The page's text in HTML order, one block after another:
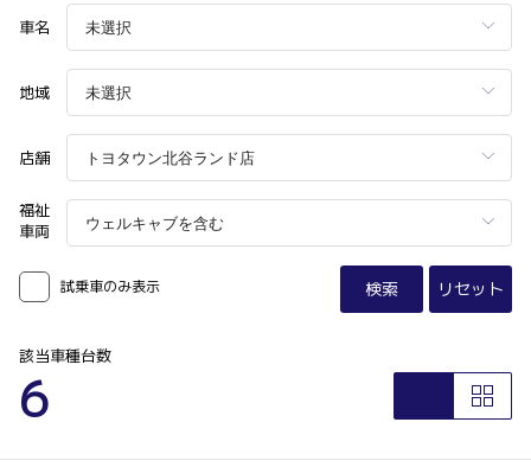
車名
地域
店舗
福祉
車両
試乗車のみ表示 検索 リセット
該当車種台数
6